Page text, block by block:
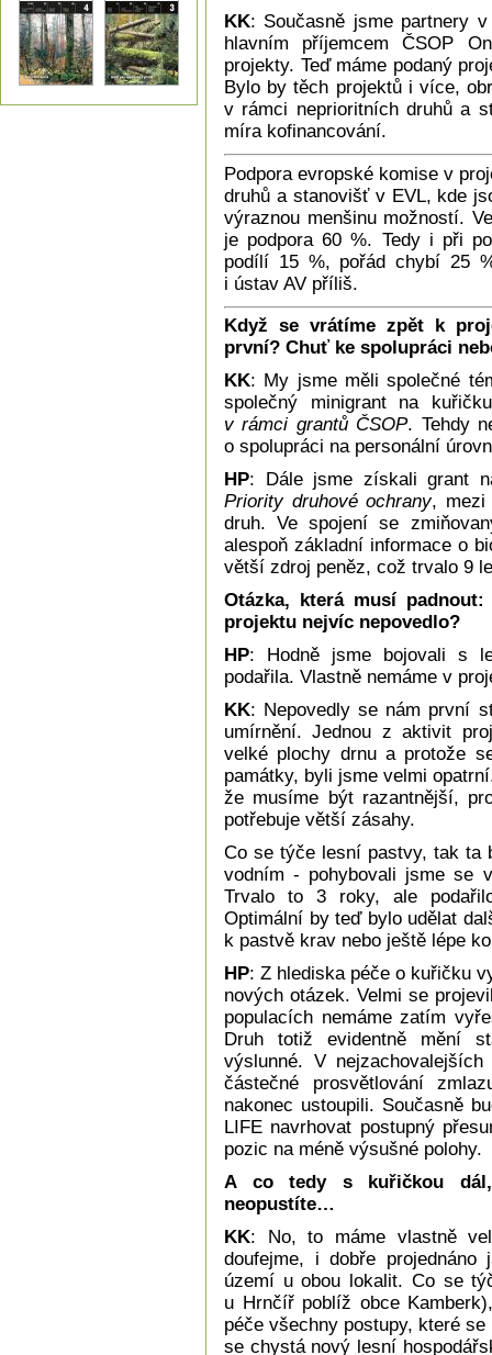
KK: Současně jsme partnery
hlavním příjemcem ČSOP
projekty. Teď máme podaný
Bylo by těch projektů i více,
v rámci neprioritních druhů a
míra kofinancování.
Podpora evropské komise v
druhů a stanovišť v EVL, kde
výraznou menšinu možností.
je podpora 60 %. Tedy i při
podílí 15 %, pořád chybí 25
i ústav AV příliš.
Když se vrátíme zpět k
první? Chuť ke spolupráci
KK: My jsme měli společné
společný minigrant na
v rámci grantů ČSOP. Tehdy
o spolupráci na personální
HP: Dále jsme získali grant
Priority druhové ochrany, mezi
druh. Ve spojení se
alespoň základní informace o
větší zdroj peněz, což trvalo 9
Otázka, která musí
projektu nejvíc nepovedlo?
HP: Hodně jsme bojovali s
podařila. Vlastně nemáme v
KK: Nepovedly se nám první
umírnění. Jednou z aktivit
velké plochy drnu a protože
památky, byli jsme velmi
že musíme být razantnější,
potřebuje větší zásahy.
Co se týče lesní pastvy, tak ta
vodním - pohybovali jsme se
Trvalo to 3 roky, ale
Optimální by teď bylo udělat
k pastvě krav nebo ještě lépe
HP: Z hlediska péče o kuřičku
nových otázek. Velmi se
populacích nemáme zatím
Druh totiž evidentně mění
výslunné. V
částečné prosvětlování
nakonec ustoupili. Současně
LIFE navrhovat postupný
pozic na méně výsušné polohy.
A co tedy s kuřičkou
neopustíte…
KK: No, to máme vlastně
doufejme, i dobře
území u obou lokalit. Co se
u Hrnčíř poblíž obce
péče všechny postupy, které
se chystá nový lesní